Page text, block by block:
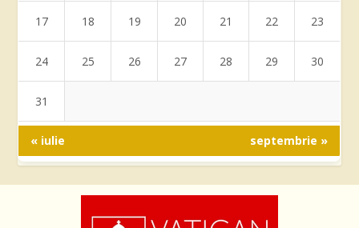
17 18 19 20 21 22 23
24 25 26 27 28 29 30
31
« iulie septembrie »